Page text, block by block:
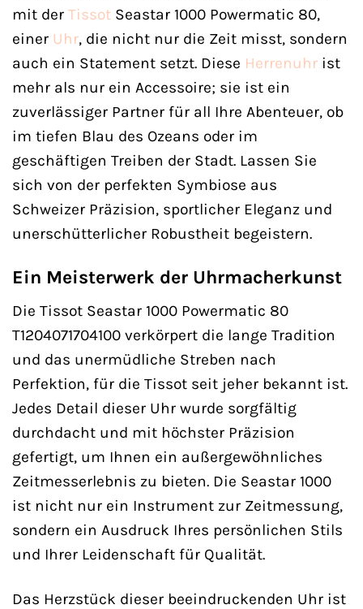
mit der Tissot Seastar 1000 Powermatic 80,
einer Uhr, die nicht nur die Zeit misst, sondern
auch ein Statement setzt. Diese Herrenuhr ist
mehr als nur ein Accessoire; sie ist ein
zuverlässiger Partner für all Ihre Abenteuer, ob
im tiefen Blau des Ozeans oder im
geschäftigen Treiben der Stadt. Lassen Sie
sich von der perfekten Symbiose aus
Schweizer Präzision, sportlicher Eleganz und
unerschütterlicher Robustheit begeistern.
Ein Meisterwerk der Uhrmacherkunst
Die Tissot Seastar 1000 Powermatic 80
T1204071704100 verkörpert die lange Tradition
und das unermüdliche Streben nach
Perfektion, für die Tissot seit jeher bekannt ist.
Jedes Detail dieser Uhr wurde sorgfältig
durchdacht und mit höchster Präzision
gefertigt, um Ihnen ein außergewöhnliches
Zeitmesserlebnis zu bieten. Die Seastar 1000
ist nicht nur ein Instrument zur Zeitmessung,
sondern ein Ausdruck Ihres persönlichen Stils
und Ihrer Leidenschaft für Qualität.
Das Herzstück dieser beeindruckenden Uhr ist